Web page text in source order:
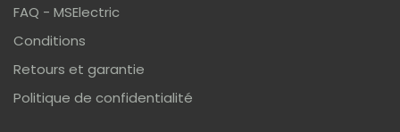
FAQ - MSElectric
Conditions
Retours et garantie
Politique de confidentialité